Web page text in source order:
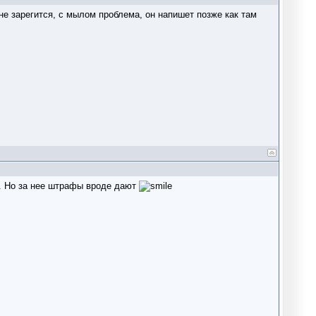
зарегится, с мылом проблема, он напишет позже как там
Но за нее штрафы вроде дают